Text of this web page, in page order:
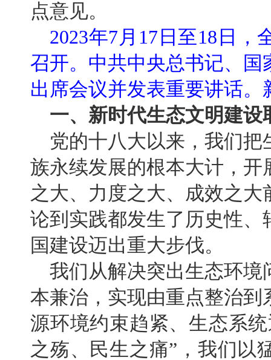
点意见。
2023年7月17日至18日
召开。中共中央总书记、
出席会议并发表重要讲话
一、新时代生态文明建
党的十八大以来，我们
族永续发展的根本大计，
之大、力度之大、成效之
论到实践都发生了历史性
国建设迈出重大步伐。
我们从解决突出生态环
本兼治，实现由重点整治
源环境约束趋紧、生态系
之殇、民生之痛”，我们以